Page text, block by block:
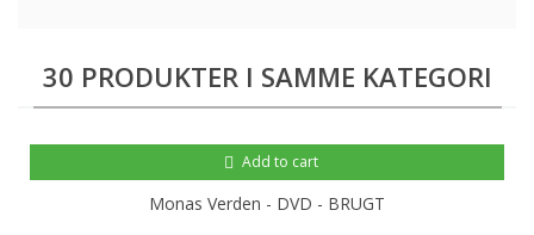
30 PRODUKTER I SAMME KATEGORI
Add to cart
Monas Verden - DVD - BRUGT